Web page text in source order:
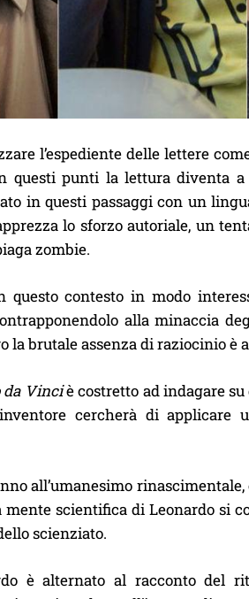
l’espediente delle lettere
questi punti la lettura diventa
in questi passaggi con un
lo sforzo autoriale, un
zombie.
contesto in modo
alla minaccia
la brutale assenza di raziocinio è
Vinciè costretto ad indagare
cercherà di applicare
all’umanesimo
scientifica di Leonardo si
scienziato.
è alternato al racconto del